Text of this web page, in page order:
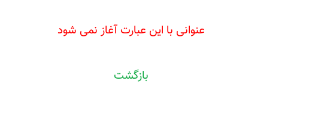
عنوانی با این عبارت آغاز نمی شود
بازگشت